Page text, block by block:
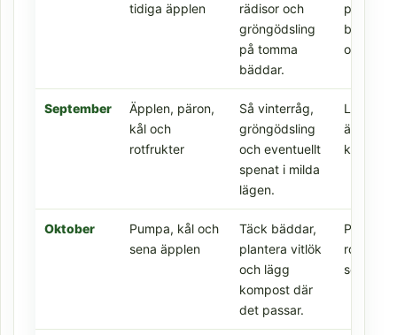
tidiga äpplen
rädisor och
gröngödsling
på tomma
bäddar.
bönor,
och
September
Äpplen, päron,
kål och
rotfrukter
Så vinterråg,
gröngödsling
och eventuellt
spenat i milda
lägen.
äpplen,
kål och
Oktober
Pumpa, kål och
sena äpplen
Täck bäddar,
plantera vitlök
och lägg
kompost där
det passar.
Pumpa,
sena